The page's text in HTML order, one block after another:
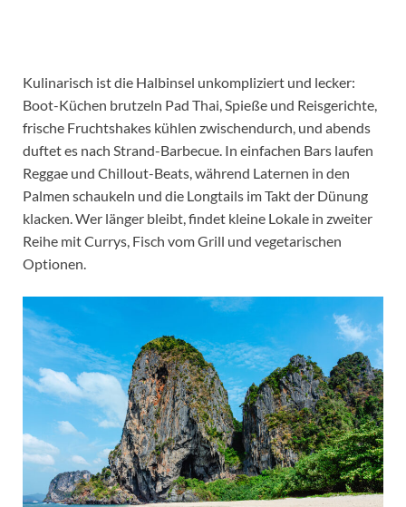
Kulinarisch ist die Halbinsel unkompliziert und lecker:
Boot-Küchen brutzeln Pad Thai, Spieße und Reisgerichte,
frische Fruchtshakes kühlen zwischendurch, und abends
duftet es nach Strand-Barbecue. In einfachen Bars laufen
Reggae und Chillout-Beats, während Laternen in den
Palmen schaukeln und die Longtails im Takt der Dünung
klacken. Wer länger bleibt, findet kleine Lokale in zweiter
Reihe mit Currys, Fisch vom Grill und vegetarischen
Optionen.